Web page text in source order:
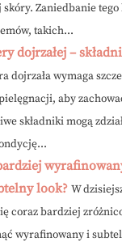
skóry. Zaniedbanie
takich...
dojrzałej –
dojrzała wymaga
aby
składniki mogą
look? W
coraz bardziej
wyrafinowany i